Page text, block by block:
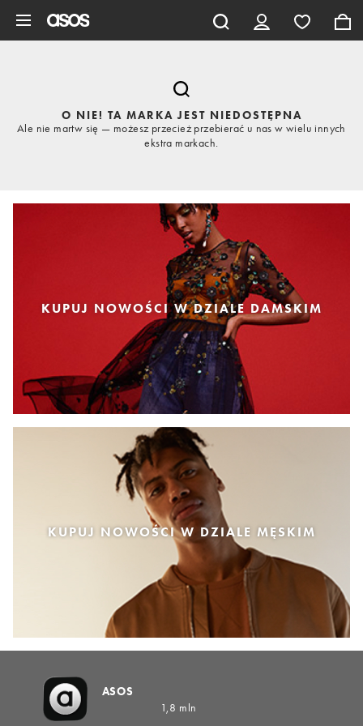
O NIE! TA MARKA JEST NIEDOSTĘPNA
Ale nie martw się — możesz przecież przebierać u nas w wielu innych
ekstra markach.
KUPUJ NOWOŚCI W DZIALE DAMSKIM
KUPUJ NOWOŚCI W DZIALE MĘSKIM
ASOS
1,8 mln